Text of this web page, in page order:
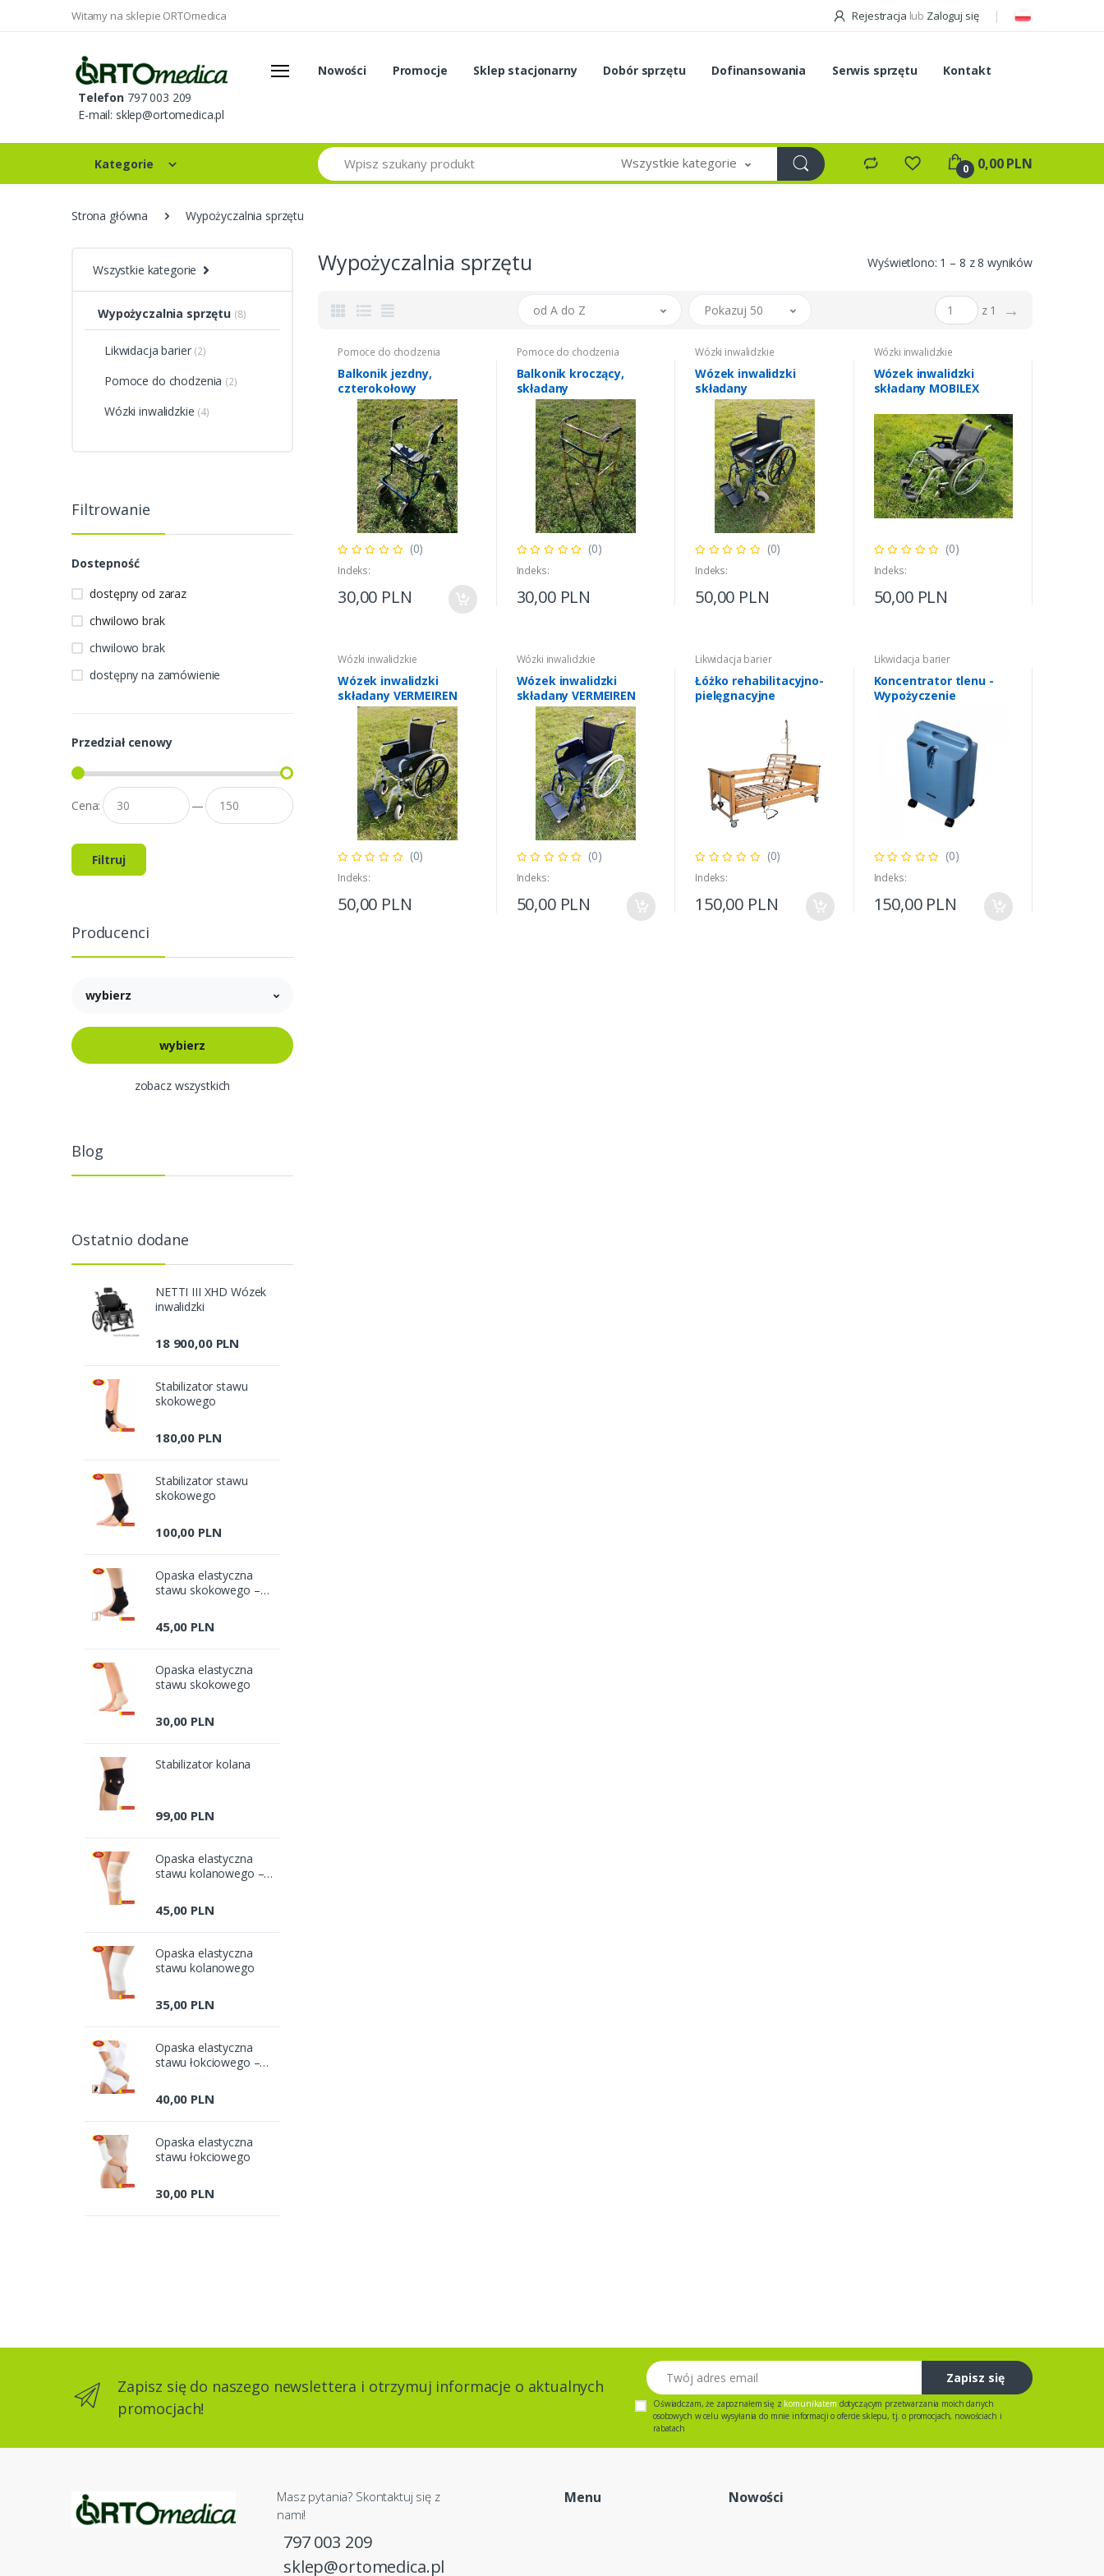
Witamy na sklepie ORTOmedica Rejestracja lub Zaloguj się
Nowości Promocje Sklep stacjonarny Dobór sprzętu Dofinansowania Serwis sprzętu
Kontakt
Telefon 797 003 209
E-mail: sklep@ortomedica.pl
Kategorie
Szukaj Wszystkie kategorie 0 0,00 PLN
Strona główna Wypożyczalnia sprzętu
Wszystkie kategorie
Wypożyczalnia sprzętu (8)
Likwidacja barier (2)
Pomoce do chodzenia (2)
Wózki inwalidzkie (4)
Filtrowanie
Dostepność
dostępny od zaraz
chwilowo brak
chwilowo brak
dostępny na zamówienie
Przedział cenowy
Cena: —
Filtruj
Producenci
wybierz
zobacz wszystkich
Blog
Ostatnio dodane
NETTI III XHD Wózek
inwalidzki
18 900,00 PLN
Stabilizator stawu
skokowego
180,00 PLN
Stabilizator stawu
skokowego
100,00 PLN
Opaska elastyczna
stawu skokowego –
45,00 PLN
Opaska elastyczna
stawu skokowego
30,00 PLN
Stabilizator kolana
99,00 PLN
Opaska elastyczna
stawu kolanowego –
45,00 PLN
Opaska elastyczna
stawu kolanowego
35,00 PLN
Opaska elastyczna
stawu łokciowego –
40,00 PLN
Opaska elastyczna
stawu łokciowego
30,00 PLN
Wypożyczalnia sprzętu Wyświetlono: 1 – 8 z 8 wyników
od A do Z Pokazuj 50 z 1 →
Pomoce do chodzenia
Balkonik jezdny,
czterokołowy
(0)
Indeks:
30,00 PLN
Pomoce do chodzenia
Balkonik kroczący,
składany
(0)
Indeks:
30,00 PLN
Wózki inwalidzkie
Wózek inwalidzki
składany
(0)
Indeks:
50,00 PLN
Wózki inwalidzkie
Wózek inwalidzki
składany MOBILEX
(0)
Indeks:
50,00 PLN
Wózki inwalidzkie
Wózek inwalidzki
składany VERMEIREN
(0)
Indeks:
50,00 PLN
Wózki inwalidzkie
Wózek inwalidzki
składany VERMEIREN
(0)
Indeks:
50,00 PLN
Likwidacja barier
Łóżko rehabilitacyjno-
pielęgnacyjne
(0)
Indeks:
150,00 PLN
Likwidacja barier
Koncentrator tlenu -
Wypożyczenie
(0)
Indeks:
150,00 PLN
Zapisz się do naszego newslettera i otrzymuj informacje o aktualnych
promocjach!
Twój adres email
Zapisz się
Oświadczam, że zapoznałem się z komunikatem dotyczącym przetwarzania moich danych
osobowych w celu wysyłania do mnie informacji o ofercie sklepu, tj. o promocjach, nowościach i
rabatach
Masz pytania? Skontaktuj się z
nami!
797 003 209
sklep@ortomedica.pl
Menu Nowości